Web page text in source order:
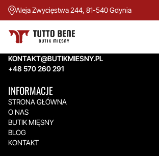
Aleja Zwycięstwa 244, 81-540 Gdynia
TUTTO BENE BUTIK MIĘSNY
Aleja Zwycięstwa 244,
KONTAKT@BUTIKMIESNY.PL
+48 570 260 291
INFORMACJE
STRONA GŁÓWNA
O NAS
BUTIK MIĘSNY
BLOG
KONTAKT